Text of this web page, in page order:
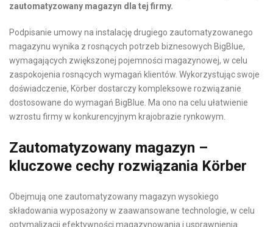
zautomatyzowany magazyn dla tej firmy.
Podpisanie umowy na instalację drugiego zautomatyzowanego
magazynu wynika z rosnących potrzeb biznesowych BigBlue,
wymagających zwiększonej pojemności magazynowej, w celu
zaspokojenia rosnących wymagań klientów. Wykorzystując swoje
doświadczenie, Körber dostarczy kompleksowe rozwiązanie
dostosowane do wymagań BigBlue. Ma ono na celu ułatwienie
wzrostu firmy w konkurencyjnym krajobrazie rynkowym.
Zautomatyzowany magazyn –
kluczowe cechy rozwiązania Körber
Obejmują one zautomatyzowany magazyn wysokiego
składowania wyposażony w zaawansowane technologie, w celu
optymalizacji efektywności magazynowania i usprawnienia